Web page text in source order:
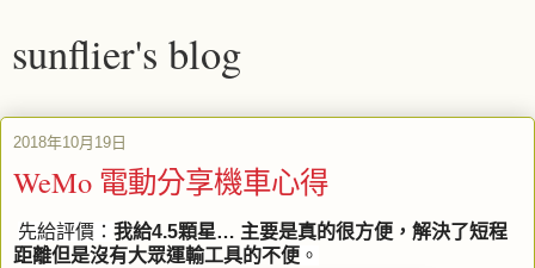
sunflier's blog
2018年10月19日
WeMo 電動分享機車心得
先給評價： 我給4.5顆星… 主要是真的很方便，解決了短程
距離但是沒有大眾運輸工具的不便 。